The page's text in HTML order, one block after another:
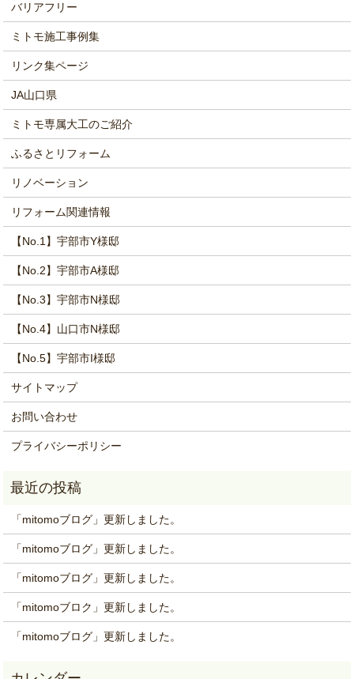
バリアフリー
ミトモ施工事例集
リンク集ページ
JA山口県
ミトモ専属大工のご紹介
ふるさとリフォーム
リノベーション
リフォーム関連情報
【No.1】宇部市Y様邸
【No.2】宇部市A様邸
【No.3】宇部市N様邸
【No.4】山口市N様邸
【No.5】宇部市I様邸
サイトマップ
お問い合わせ
プライバシーポリシー
「mitomoブログ」更新しました。
「mitomoブログ」更新しました。
「mitomoブログ」更新しました。
「mitomoブロク」更新しました。
「mitomoブログ」更新しました。